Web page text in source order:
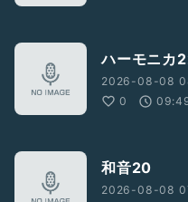
ハーモニカ
2026-08-08
0
和音20
2026-08-08